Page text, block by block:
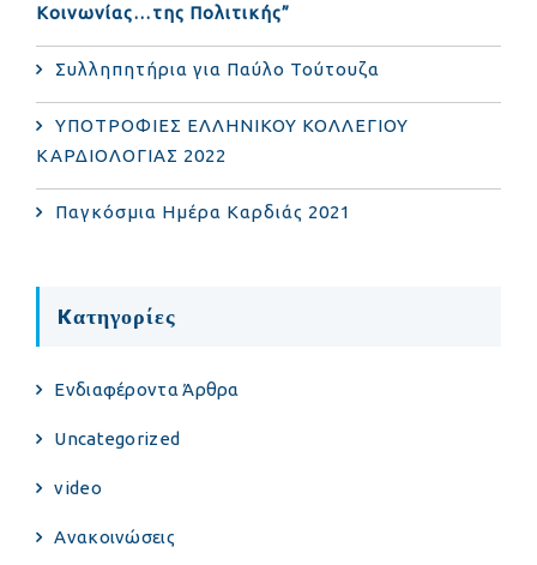
Κοινωνίας…της Πολιτικής”
Συλληπητήρια για Παύλο Τούτουζα
ΥΠΟΤΡΟΦΙΕΣ ΕΛΛΗΝΙΚΟΥ ΚΟΛΛΕΓΙΟΥ
ΚΑΡΔΙΟΛΟΓΙΑΣ 2022
Παγκόσμια Ημέρα Καρδιάς 2021
Kατηγορίες
Eνδιαφέροντα Άρθρα
Uncategorized
video
Ανακοινώσεις